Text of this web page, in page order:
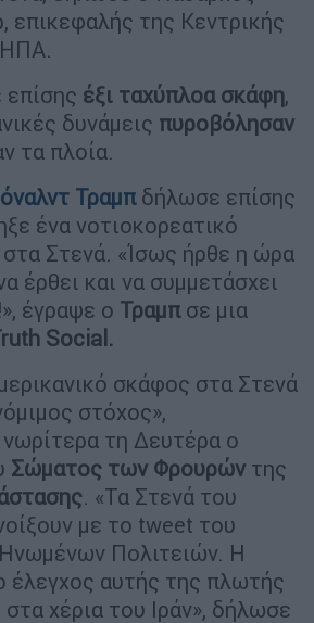
της Κεντρικής
ΗΠΑ.
επίσης έξι ταχύπλοα σκάφη,
δυνάμεις πυροβόλησαν
τα πλοία.
Τραμπ δήλωσε επίσης
ένα νοτιοκορεατικό
Στενά. «Ίσως ήρθε η ώρα
έρθει και να συμμετάσχει
έγραψε ο Τραμπσε μια
Social.
σκάφος στα Στενά
στόχος»,
τη Δευτέρα ο
Σώματος των Φρουρών της
. «Τα Στενά του
με το tweet του
Πολιτειών. Η
έλεγχος αυτής της πλωτής
χέρια του Ιράν», δήλωσε